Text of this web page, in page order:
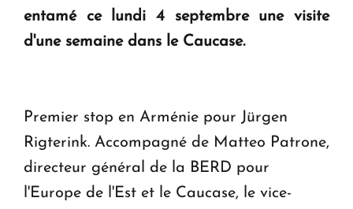
Le premier hôtel Hyatt Regency d'Arménie
ouvrira ses portes à Dilijan
entamé ce lundi 4 septembre une visite
d'une semaine dans le Caucase.
Premier stop en Arménie pour Jürgen
Rigterink. Accompagné de Matteo Patrone,
directeur général de la BERD pour
l'Europe de l'Est et le Caucase, le vice-